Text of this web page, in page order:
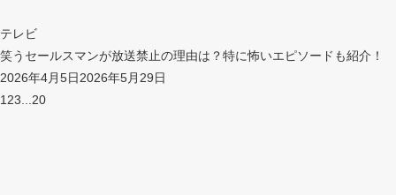
テレビ
笑うセールスマンが放送禁止の理由は？特に怖いエピソードも紹介！
2026年4月5日2026年5月29日
1 23 20